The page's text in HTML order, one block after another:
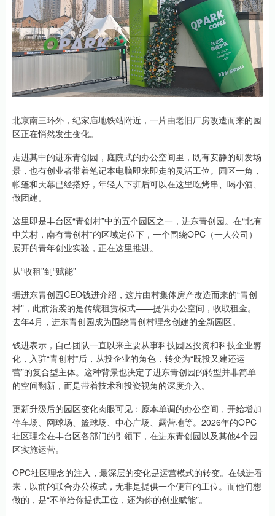
北京南三环外，纪家庙地铁站附近，一片由老旧厂房改造而来的园
区正在悄然发生变化。
走进其中的进东青创园，庭院式的办公空间里，既有安静的研发场
景，也有创业者带着笔记本电脑即来即走的灵活工位。园区一角，
帐篷和天幕已经搭好，年轻人下班后可以在这里吃烤串、喝小酒、
做团建。
这里即是丰台区“青创村”中的五个园区之一，进东青创园。在“北有
中关村，南有青创村”的区域定位下，一个围绕OPC（一人公司）
展开的青年创业实验，正在这里推进。
从“收租”到“赋能”
据进东青创园CEO钱进介绍，这片由村集体房产改造而来的“青创
村”，此前沿袭的是传统租赁模式——提供办公空间，收取租金。
去年4月，进东青创园成为围绕青创村理念创建的全新园区。
钱进表示，自己团队一直以来主要从事科技园区投资和科技企业孵
化，入驻“青创村”后，从投企业的角色，转变为“既投又建还运
营”的复合型主体。这种背景也决定了进东青创园的转型并非简单
的空间翻新，而是带着技术和投资视角的深度介入。
更新升级后的园区变化肉眼可见：原本单调的办公空间，开始增加
停车场、网球场、篮球场、中心广场、露营地等。2026年的OPC
社区理念在丰台区各部门的引领下，在进东青创园以及其他4个园
区实施运营。
OPC社区理念的注入，最深层的变化是运营模式的转变。在钱进看
来，以前的联合办公模式，无非是提供一个便宜的工位。而他们想
做的，是“不单给你提供工位，还为你的创业赋能”。